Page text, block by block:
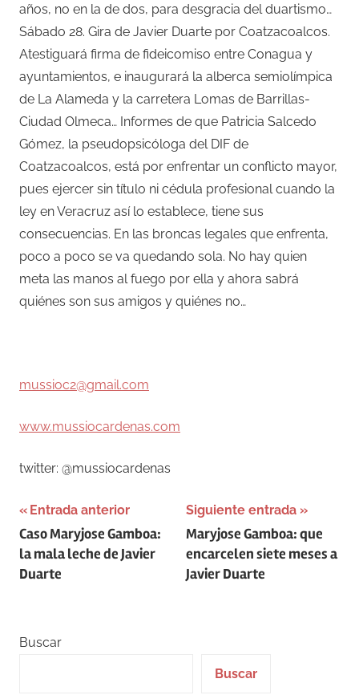
años, no en la de dos, para desgracia del duartismo…
Sábado 28. Gira de Javier Duarte por Coatzacoalcos.
Atestiguará firma de fideicomiso entre Conagua y
ayuntamientos, e inaugurará la alberca semiolímpica
de La Alameda y la carretera Lomas de Barrillas-
Ciudad Olmeca… Informes de que Patricia Salcedo
Gómez, la pseudopsicóloga del DIF de
Coatzacoalcos, está por enfrentar un conflicto mayor,
pues ejercer sin título ni cédula profesional cuando la
ley en Veracruz así lo establece, tiene sus
consecuencias. En las broncas legales que enfrenta,
poco a poco se va quedando sola. No hay quien
meta las manos al fuego por ella y ahora sabrá
quiénes son sus amigos y quiénes no…
mussioc2@gmail.com
www.mussiocardenas.com
twitter: @mussiocardenas
Navegación
de
entradas
Entrada anterior
Caso Maryjose Gamboa:
la mala leche de Javier
Duarte
Siguiente entrada
Maryjose Gamboa: que
encarcelen siete meses a
Javier Duarte
Buscar
Buscar